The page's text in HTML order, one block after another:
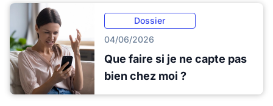
Dossier
04/06/2026
Que faire si je ne capte pas
bien chez moi ?